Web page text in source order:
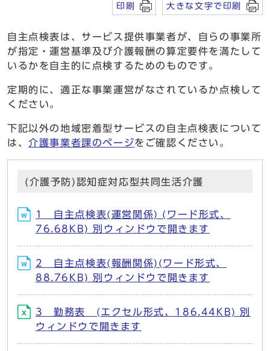
印刷 大きな文字で印刷
自主点検表は、サービス提供事業者が、自らの事業所
が指定・運営基準及び介護報酬の算定要件を満たして
いるかを自主的に点検するためのものです。
定期的に、適正な事業運営がなされているか点検して
ください。
下記以外の地域密着型サービスの自主点検表について
は、介護事業者課のページをご確認ください。
(介護予防)認知症対応型共同生活介護
1 自主点検表(運営関係) (ワード形式、
76.68KB) 別ウィンドウで開きます
2 自主点検表(報酬関係)(ワード形式、
88.76KB) 別ウィンドウで開きます
3 勤務表 (エクセル形式、186.44KB) 別
ウィンドウで開きます